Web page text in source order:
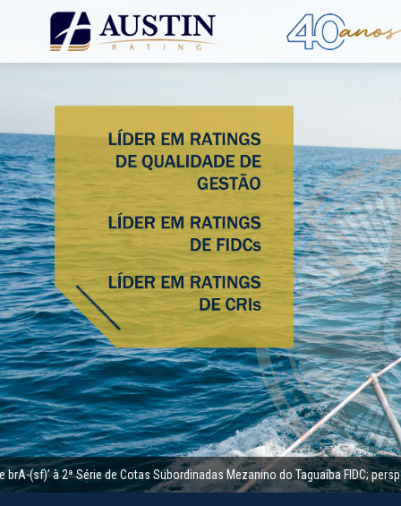
à 2ª Série de Cotas Subordinadas Mezanino do Taguaíba FIDC; perspectiva